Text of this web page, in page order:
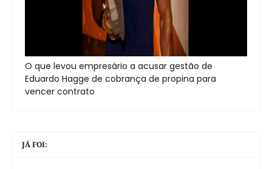
O que levou empresário a acusar gestão de
Eduardo Hagge de cobrança de propina para
vencer contrato
JÁ FOI: